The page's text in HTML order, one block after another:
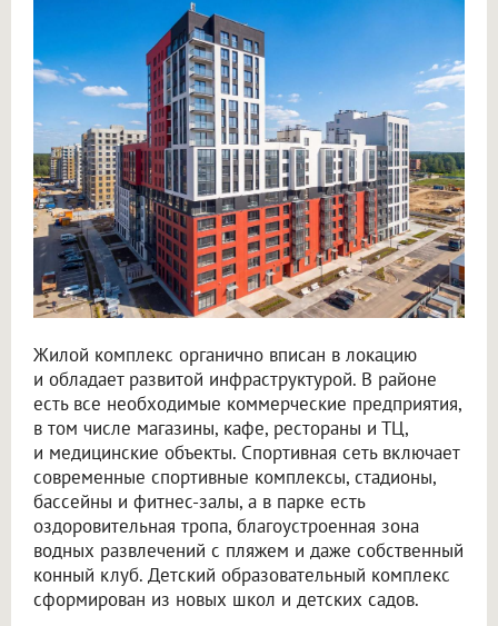
Жилой комплекс органично вписан в локацию
и обладает развитой инфраструктурой. В районе
есть все необходимые коммерческие предприятия,
в том числе магазины, кафе, рестораны и ТЦ,
и медицинские объекты. Спортивная сеть включает
современные спортивные комплексы, стадионы,
бассейны и фитнес-залы, а в парке есть
оздоровительная тропа, благоустроенная зона
водных развлечений с пляжем и даже собственный
конный клуб. Детский образовательный комплекс
сформирован из новых школ и детских садов.